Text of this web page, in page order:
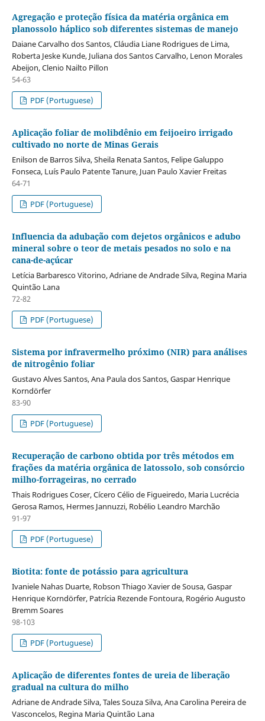
Agregação e proteção física da matéria orgânica em
planossolo háplico sob diferentes sistemas de manejo
Daiane Carvalho dos Santos, Cláudia Liane Rodrigues de Lima,
Roberta Jeske Kunde, Juliana dos Santos Carvalho, Lenon Morales
Abeijon, Clenio Nailto Pillon
54-63
PDF (Portuguese)
Aplicação foliar de molibdênio em feijoeiro irrigado
cultivado no norte de Minas Gerais
Enilson de Barros Silva, Sheila Renata Santos, Felipe Galuppo
Fonseca, Luís Paulo Patente Tanure, Juan Paulo Xavier Freitas
64-71
PDF (Portuguese)
Influencia da adubação com dejetos orgânicos e adubo
mineral sobre o teor de metais pesados no solo e na
cana-de-açúcar
Letícia Barbaresco Vitorino, Adriane de Andrade Silva, Regina Maria
Quintão Lana
72-82
PDF (Portuguese)
Sistema por infravermelho próximo (NIR) para análises
de nitrogênio foliar
Gustavo Alves Santos, Ana Paula dos Santos, Gaspar Henrique
Korndörfer
83-90
PDF (Portuguese)
Recuperação de carbono obtida por três métodos em
frações da matéria orgânica de latossolo, sob consórcio
milho-forrageiras, no cerrado
Thais Rodrigues Coser, Cícero Célio de Figueiredo, Maria Lucrécia
Gerosa Ramos, Hermes Jannuzzi, Robélio Leandro Marchão
91-97
PDF (Portuguese)
Biotita: fonte de potássio para agricultura
Ivaniele Nahas Duarte, Robson Thiago Xavier de Sousa, Gaspar
Henrique Korndörfer, Patrícia Rezende Fontoura, Rogério Augusto
Bremm Soares
98-103
PDF (Portuguese)
Aplicação de diferentes fontes de ureia de liberação
gradual na cultura do milho
Adriane de Andrade Silva, Tales Souza Silva, Ana Carolina Pereira de
Vasconcelos, Regina Maria Quintão Lana